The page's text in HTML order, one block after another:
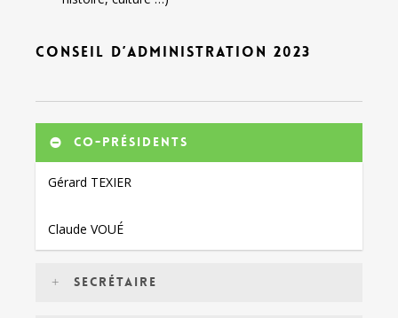
Conseil d’Administration 2023
Co-Présidents
Gérard TEXIER
Claude VOUÉ
Secrétaire